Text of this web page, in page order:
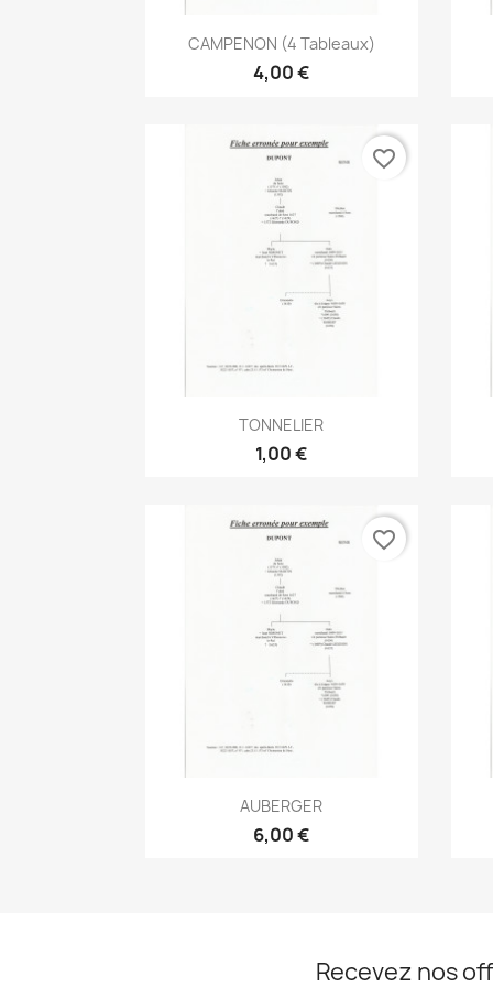
Aperçu rapide
CAMPENON (4 Tableaux)
4,00 €
Aperçu rapide
TONNELIER
1,00 €
favorite_border
Aperçu rapide
AUBERGER
6,00 €
favorite_border
Recevez nos